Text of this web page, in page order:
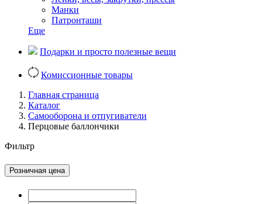
Манки
Патронташи
Еще
Подарки и просто полезные вещи
Комиссионные товары
Главная страница
Каталог
Самооборона и отпугиватели
Перцовые баллончики
Фильтр
Розничная цена